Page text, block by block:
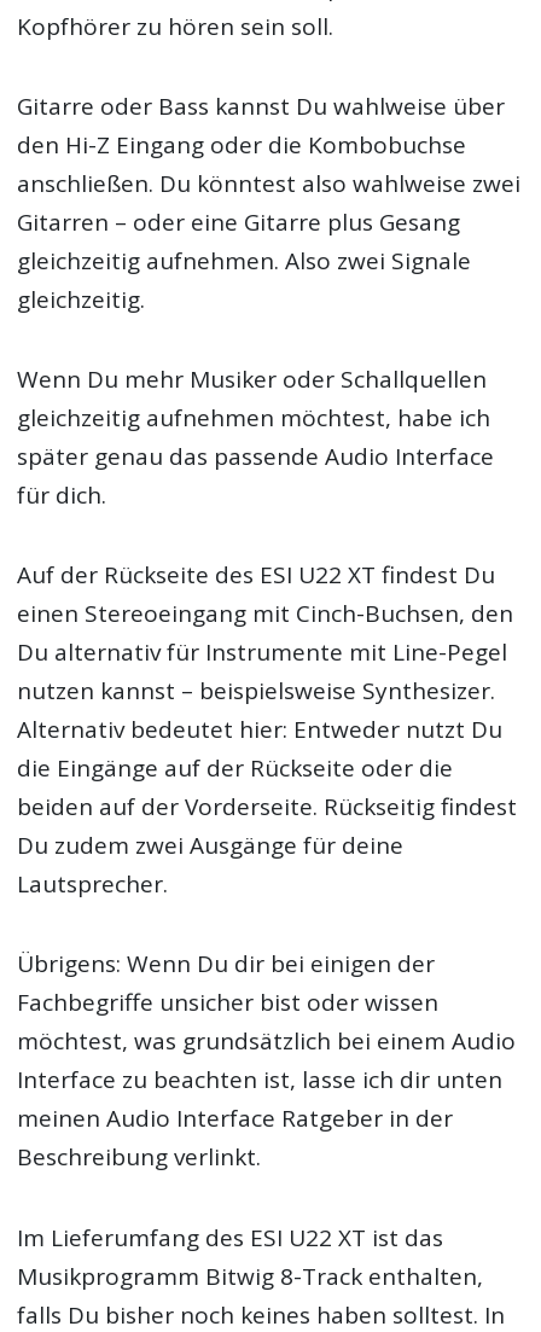
Kopfhörer zu hören sein soll.
Gitarre oder Bass kannst Du wahlweise über
den Hi-Z Eingang oder die Kombobuchse
anschließen. Du könntest also wahlweise zwei
Gitarren – oder eine Gitarre plus Gesang
gleichzeitig aufnehmen. Also zwei Signale
gleichzeitig.
Wenn Du mehr Musiker oder Schallquellen
gleichzeitig aufnehmen möchtest, habe ich
später genau das passende Audio Interface
für dich.
Auf der Rückseite des ESI U22 XT findest Du
einen Stereoeingang mit Cinch-Buchsen, den
Du alternativ für Instrumente mit Line-Pegel
nutzen kannst – beispielsweise Synthesizer.
Alternativ bedeutet hier: Entweder nutzt Du
die Eingänge auf der Rückseite oder die
beiden auf der Vorderseite. Rückseitig findest
Du zudem zwei Ausgänge für deine
Lautsprecher.
Übrigens: Wenn Du dir bei einigen der
Fachbegriffe unsicher bist oder wissen
möchtest, was grundsätzlich bei einem Audio
Interface zu beachten ist, lasse ich dir unten
meinen Audio Interface Ratgeber in der
Beschreibung verlinkt.
Im Lieferumfang des ESI U22 XT ist das
Musikprogramm Bitwig 8-Track enthalten,
falls Du bisher noch keines haben solltest. In